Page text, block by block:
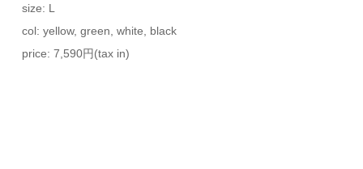
size: L
col: yellow, green, white, black
price: 7,590円(tax in)